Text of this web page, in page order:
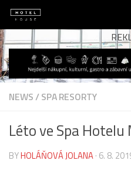
Skip to content
NEWS/SPA RESORTY
Léto ve Spa
BYHOLÁŇOVÁ JOLANA· 6. 8.